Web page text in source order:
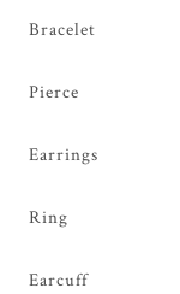
Bracelet
Pierce
Earrings
Ring
Earcuff